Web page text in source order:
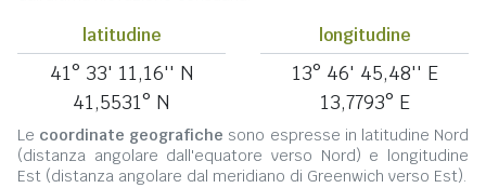
latitudine
41° 33' 11,16'' N
41,5531° N
longitudine
13° 46' 45,48'' E
13,7793° E
Le coordinate geografiche sono espresse in latitudine Nord
(distanza angolare dall'equatore verso Nord) e longitudine
Est (distanza angolare dal meridiano di Greenwich verso Est).